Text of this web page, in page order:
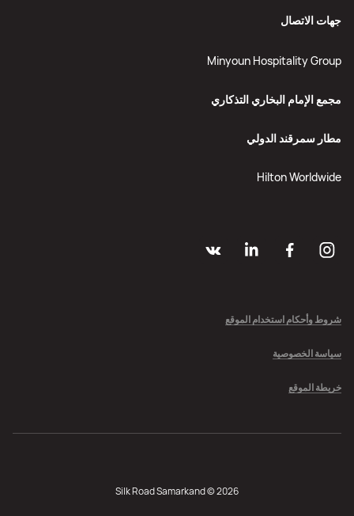
جهات الاتصال
Minyoun Hospitality Group
مجمع الإمام البخاري التذكاري
مطار سمرقند الدولي
Hilton Worldwide
شروط وأحكام استخدام الموقع
سياسة الخصوصية
خريطة الموقع
Silk Road Samarkand © 2026